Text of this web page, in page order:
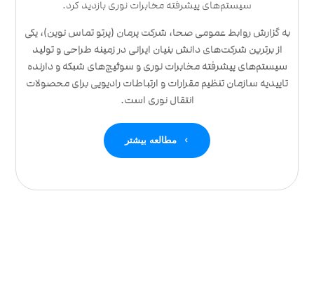
سیستم‌های پیشرفته مخابرات نوری بازدید کرد.
به گزارش روابط عمومی صحا، شرکت پرمان (پرتو تماس نوین)، یکی
از برترین شرکت‌های دانش بنیان ایرانی در زمینه طراحی و تولید
سیستم‌های پیشرفته مخابرات نوری و سوئیچ‌های شبکه و دارنده
تاییدیه سازمان تنظیم مقرارات و ارتباطات رادیویی برای محصولات
انتقال نوری است.
مطالعه بیشتر